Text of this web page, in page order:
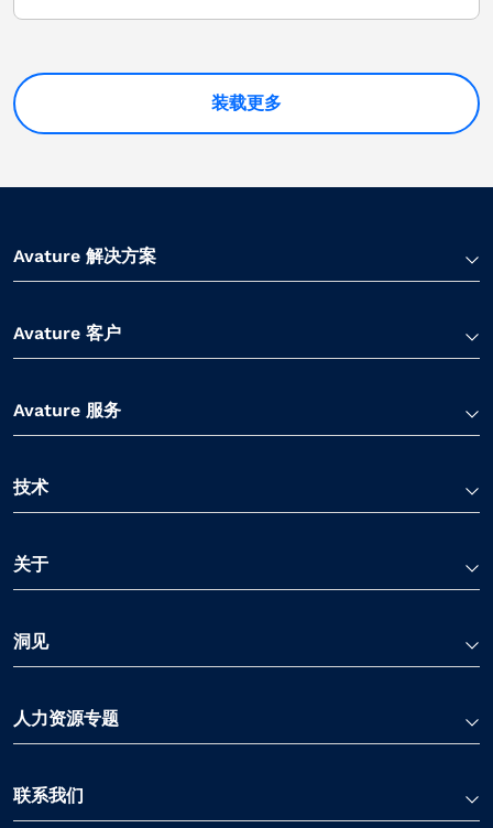
装载更多
Avature 解决方案
Avature 客户
Avature 服务
技术
关于
洞见
人力资源专题
联系我们